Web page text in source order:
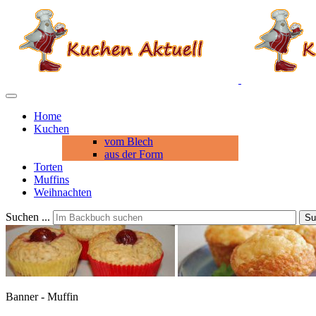
Home
Kuchen
vom Blech
aus der Form
Torten
Muffins
Weihnachten
Suchen ...
Banner - Muffin